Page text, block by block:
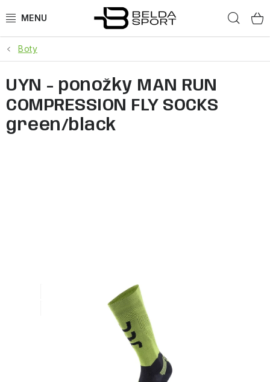
na
SPORTY
BĚH
Boty
UYN - ponožky MAN RUN
COMPRESSION FLY SOCKS
green/black